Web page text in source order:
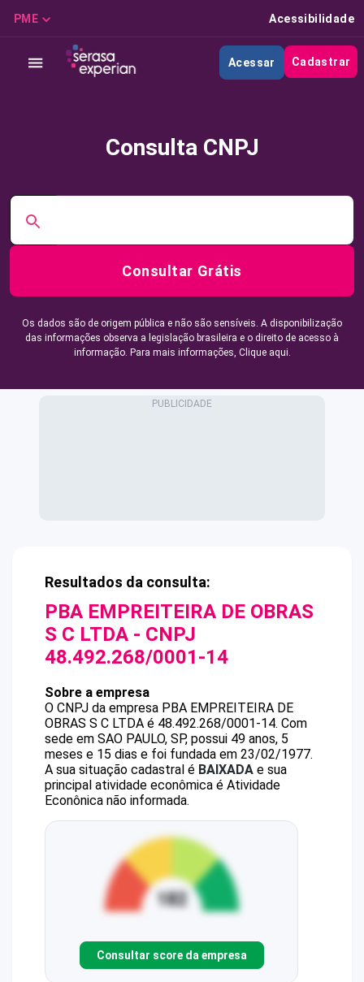
PME Acessibilidade
Acessar Cadastrar
Consulta CNPJ
Consultar Grátis
Os dados são de origem pública e não são sensíveis. A disponibilização
das informações observa a legislação brasileira e o direito de acesso à
informação. Para mais informações, Clique aqui.
Resultados da consulta:
PBA EMPREITEIRA DE OBRAS
S C LTDA - CNPJ
48.492.268/0001-14
Sobre a empresa
O CNPJ da empresa PBA EMPREITEIRA DE
OBRAS S C LTDA é 48.492.268/0001-14. Com
sede em SAO PAULO, SP, possui 49 anos, 5
meses e 15 dias e foi fundada em 23/02/1977.
A sua situação cadastral é BAIXADA e sua
principal atividade econômica é Atividade
Econônica não informada.
Consultar score da empresa